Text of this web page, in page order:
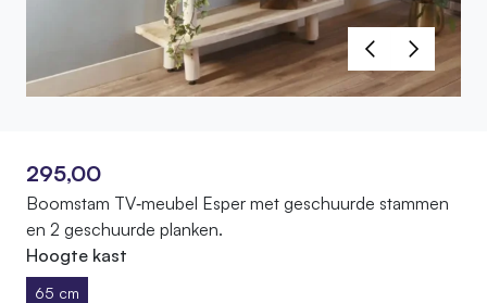
295,00
Boomstam TV‑meubel Esper met geschuurde stammen
en 2 geschuurde planken.
Hoogte kast
65 cm